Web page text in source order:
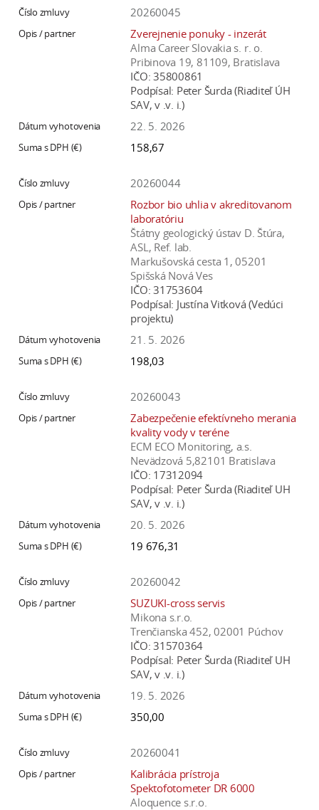
20260045
Zverejnenie ponuky - inzerát
Alma Career Slovakia s. r. o.
Pribinova 19, 81109, Bratislava
IČO: 35800861
Podpísal: Peter Šurda (Riaditeľ ÚH
SAV, v .v. i.)
22. 5. 2026
158,67
20260044
Rozbor bio uhlia v akreditovanom
laboratóriu
Štátny geologický ústav D. Štúra,
ASL, Ref. lab.
Markušovská cesta 1, 05201
Spišská Nová Ves
IČO: 31753604
Podpísal: Justína Vitková (Vedúci
projektu)
21. 5. 2026
198,03
20260043
Zabezpečenie efektívneho merania
kvality vody v teréne
ECM ECO Monitoring, a.s.
Nevädzová 5,82101 Bratislava
IČO: 17312094
Podpísal: Peter Šurda (Riaditeľ UH
SAV, v .v. i.)
20. 5. 2026
19 676,31
20260042
SUZUKI-cross servis
Mikona s.r.o.
Trenčianska 452, 02001 Púchov
IČO: 31570364
Podpísal: Peter Šurda (Riaditeľ UH
SAV, v .v. i.)
19. 5. 2026
350,00
20260041
Kalibrácia prístroja
Spektofotometer DR 6000
Aloquence s.r.o.